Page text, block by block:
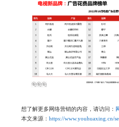
想了解更多网络营销的内容，请访问：
本文来源： https://www.youhuaxing.cn/